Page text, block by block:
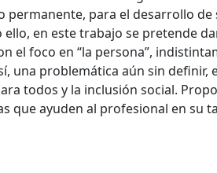
permanente, para el desarrollo de
en este trabajo se pretende
el foco en “la persona”,
una problemática aún sin definir,
todos y la inclusión social.
que ayuden al profesional en su